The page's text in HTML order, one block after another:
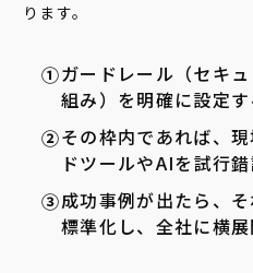
ります。
ガードレール（セキ
組み）を明確に設定す
その枠内であれば、
ドツールやAIを試行
成功事例が出たら、
標準化し、全社に横展